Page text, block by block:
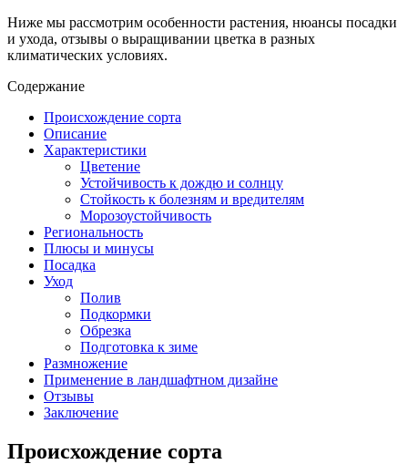
Ниже мы рассмотрим особенности растения, нюансы посадки
и ухода, отзывы о выращивании цветка в разных
климатических условиях.
Содержание
Происхождение сорта
Описание
Характеристики
Цветение
Устойчивость к дождю и солнцу
Стойкость к болезням и вредителям
Морозоустойчивость
Региональность
Плюсы и минусы
Посадка
Уход
Полив
Подкормки
Обрезка
Подготовка к зиме
Размножение
Применение в ландшафтном дизайне
Отзывы
Заключение
Происхождение сорта